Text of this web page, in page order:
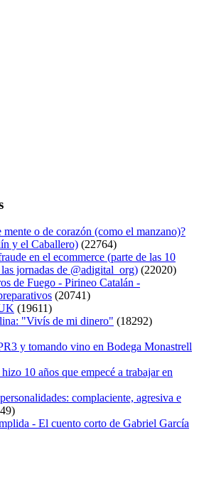
mente o de corazón (como el manzano)?
y el Caballero) (22764)
en el ecommerce (parte de las 10
jornadas de @adigital_org) (22020)
de Fuego - Pirineo Catalán -
(20741)
(19611)
"Vivís de mi dinero" (18292)
y tomando vino en Bodega Monastrell
10 años que empecé a trabajar en
complaciente, agresiva e
- El cuento corto de Gabriel García